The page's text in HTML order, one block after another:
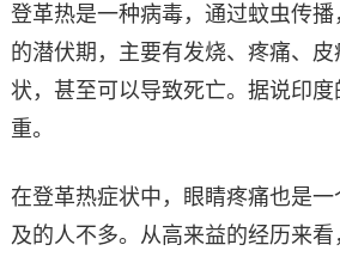
登革热是一种病毒，通过蚊虫传
的潜伏期，主要有发烧、疼痛、
状，甚至可以导致死亡。据说印
重。
在登革热症状中，眼睛疼痛也是
及的人不多。从高来益的经历来